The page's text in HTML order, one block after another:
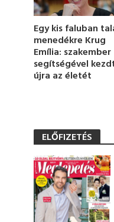
o
n
s
Egy kis faluban
menedékre Krug
Emília: szakember
segítségével
újra az életét
ELŐFIZETÉS